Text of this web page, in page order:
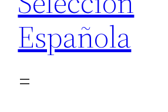
Española